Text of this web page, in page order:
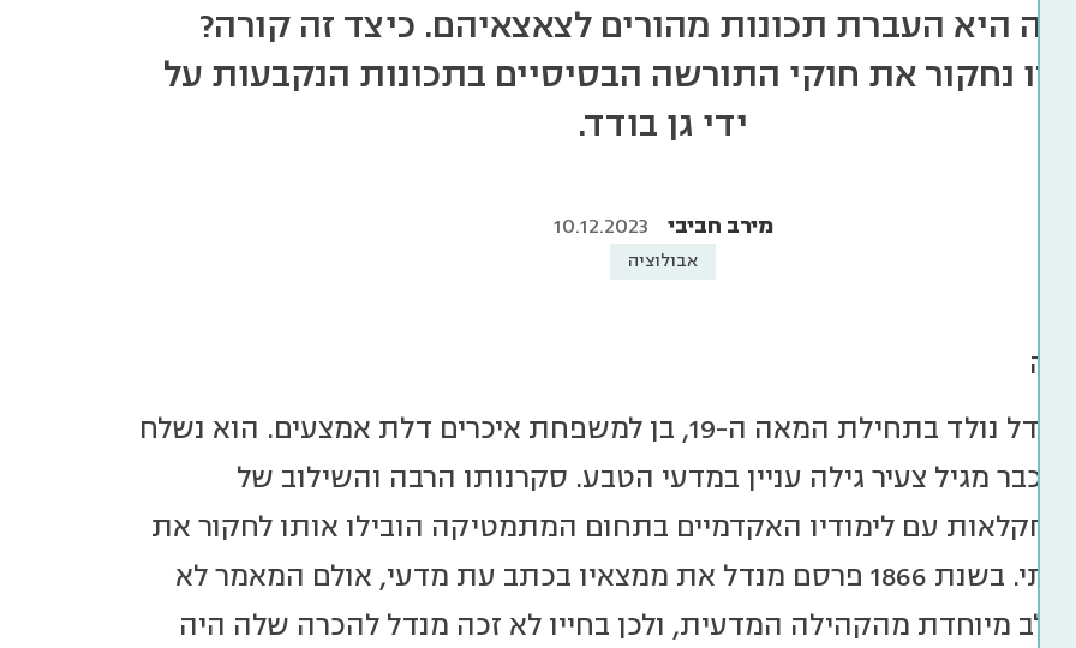
היא העברת תכונות מהורים לצאצאיהם. כיצד זה קורה?
זו נחקור את חוקי התורשה הבסיסיים בתכונות הנקבעות על
ידי גן בודד.
מירב חביבי 10.12.2023
אבולוציה
גרגור יוהאן מנדל נולד בתחילת המאה ה-19, בן למשפחת איכרים דלת אמצעים. הוא נשלח
וכבר מגיל צעיר גילה עניין במדעי הטבע. סקרנותו הרבה והשילוב של
בחקלאות עם לימודיו האקדמיים בתחום המתמטיקה הובילו אותו לחקור את
האפון התרבותי. בשנת 1866 פרסם מנדל את ממצאיו בכתב עת מדעי, אולם המאמר לא
לב מיוחדת מהקהילה המדעית, ולכן בחייו לא זכה מנדל להכרה שלה היה